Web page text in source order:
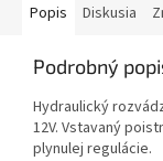
Popis Diskusia
Podrobný
Hydraulický
12V. Vstavaný
plynulej regulácie.